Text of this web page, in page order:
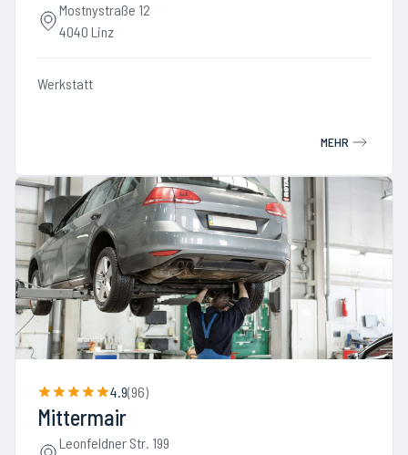
Mostnystraße 12
4040 Linz
Werkstatt
MEHR
4.9(96)
Mittermair
Leonfeldner Str. 199